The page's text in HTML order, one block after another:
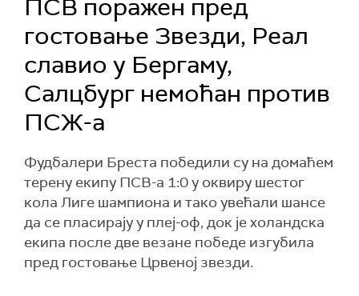
ПСВ поражен пред
гостовање Звезди, Реал
славио у Бергаму,
Салцбург немоћан против
ПСЖ-а
Фудбалери Бреста победили су на домаћем
терену екипу ПСВ-а 1:0 у оквиру шестог
кола Лиге шампиона и тако увећали шансе
да се пласирају у плеј-оф, док је холандска
екипа после две везане победе изгубила
пред гостовање Црвеној звезди.